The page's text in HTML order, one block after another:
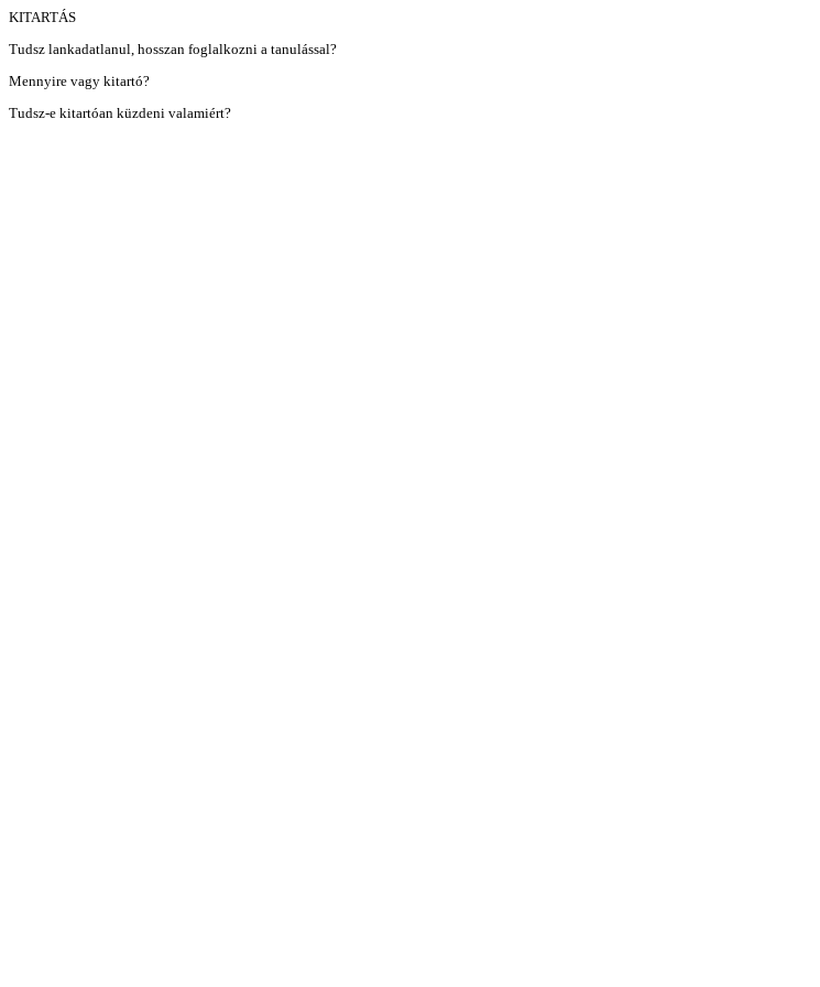
KITARTÁS
Tudsz lankadatlanul, hosszan foglalkozni a tanulással?
Mennyire vagy kitartó?
Tudsz-e kitartóan küzdeni valamiért?